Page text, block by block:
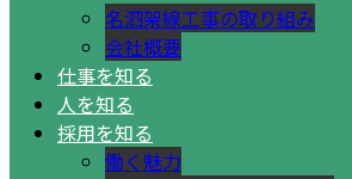
名泗架線工事の取り組み
会社概要
仕事を知る
人を知る
採用を知る
働く魅力